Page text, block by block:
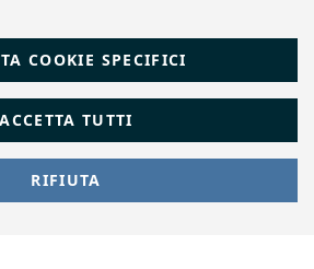
ACCETTA TUTTI
COOKIE SPECIFICI
RIFIUTA